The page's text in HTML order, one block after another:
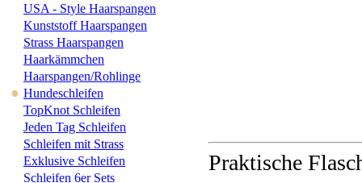
USA - Style Haarspangen
Kunststoff Haarspangen
Strass Haarspangen
Haarkämmchen
Haarspangen/Rohlinge
● Hundeschleifen
TopKnot Schleifen
Jeden Tag Schleifen
Schleifen mit Strass
Exklusive Schleifen
Schleifen 6er Sets
Praktische